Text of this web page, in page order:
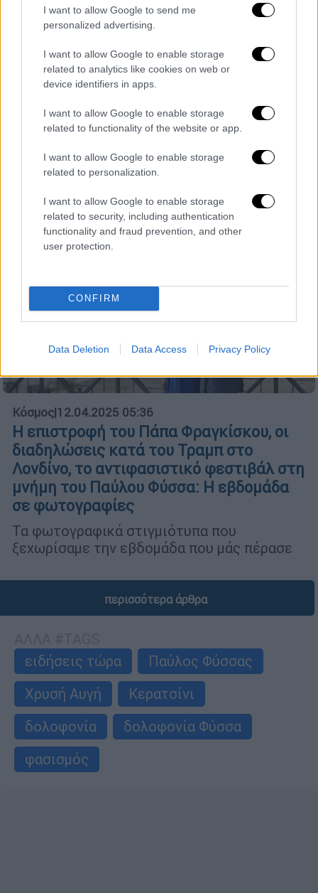
I want to allow Google to send me
personalized advertising.
I want to allow Google to enable storage
related to analytics like cookies on web or
device identifiers in apps.
I want to allow Google to enable storage
related to functionality of the website or app.
I want to allow Google to enable storage
related to personalization.
I want to allow Google to enable storage
related to security, including authentication
functionality and fraud prevention, and other
user protection.
CONFIRM
Data Deletion Data Access Privacy Policy
Ελλάδα|12.09.2025 17:29
Οργισμένη αντίδραση Μάγδας Φύσσα για
την αποφυλάκιση Μιχαλολιάκου - «Οι
φασίστες δολοφόνοι έξω, οι
αλληλέγγυοι μέσα»
«Ξέρεις πόσα μου έρχονται στο μυαλό που
δεν μπορώ να ξεστομίσω», είπε
χαρακτηριστικά
Κόσμος|12.04.2025 05:36
Η επιστροφή του Πάπα Φραγκίσκου, οι
διαδηλώσεις κατά του Τραμπ στο
Λονδίνο, το αντιφασιστικό φεστιβάλ στη
μνήμη του Παύλου Φύσσα: Η εβδομάδα
σε φωτογραφίες
Τα φωτογραφικά στιγμιότυπα που
ξεχωρίσαμε την εβδομάδα που μάς πέρασε
περισσότερα άρθρα
ειδήσεις τώρα
Παύλος Φύσσας
Χρυσή Αυγή
Κερατσίνι
δολοφονία
δολοφονία Φύσσα
φασισμός